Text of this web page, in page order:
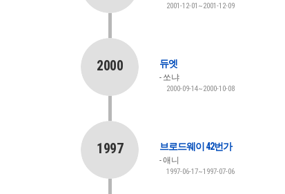
2001-12-01~2001-12-09
2000 듀엣
쏘냐
2000-09-14~2000-10-08
1997 브로드웨이 42번가
애니
1997-06-17~1997-07-06